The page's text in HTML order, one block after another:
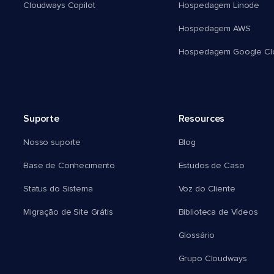
Cloudways Copilot Hospedagem Linode
Hospedagem AWS
Hospedagem Google
Suporte
Nosso suporte
Base de Conhecimento
Status do Sistema
Migração de Site Grátis
Resources
Blog
Estudos de Caso
Voz do Cliente
Biblioteca de Vídeos
Glossário
Grupo Cloudways